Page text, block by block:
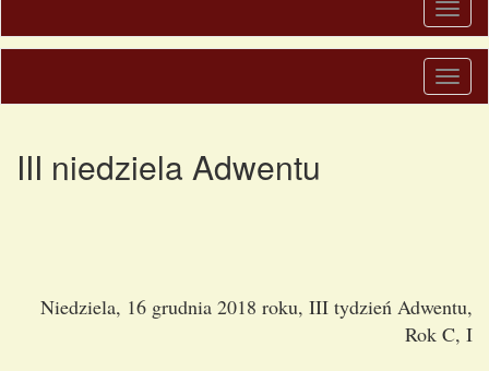
III niedziela Adwentu
Niedziela, 16 grudnia 2018 roku, III tydzień Adwentu,
Rok C, I